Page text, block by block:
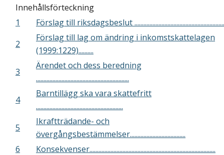
Innehållsförteckning
1
Förslag till riksdagsbeslut
2
Förslag till lag om ändring i inkomstskattelagen
(1999:1229)..........
3
Ärendet och dess beredning
..............................................................
4
Barntillägg ska vara skattefritt
..........................................................
5
Ikraftträdande- och
övergångsbestämmelser.....................................
6
Konsekvenser....................................................................................